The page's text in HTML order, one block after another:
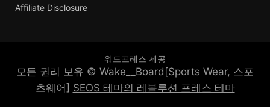
Affiliate Disclosure
워드프레스 제공
모든 권리 보유 © Wake__Board[Sports Wear, 스포
츠웨어] SEOS 테마의 레볼루션 프레스 테마